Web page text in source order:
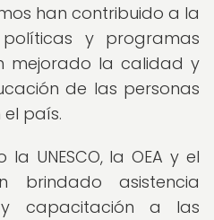
han contribuido a la
y programas
mejorado la calidad y
de las personas
país.
UNESCO, la OEA y el
brindado asistencia
y capacitación a las